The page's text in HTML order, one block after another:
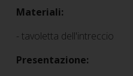
Materiali:
- tavoletta dell'intreccio
Presentazione: